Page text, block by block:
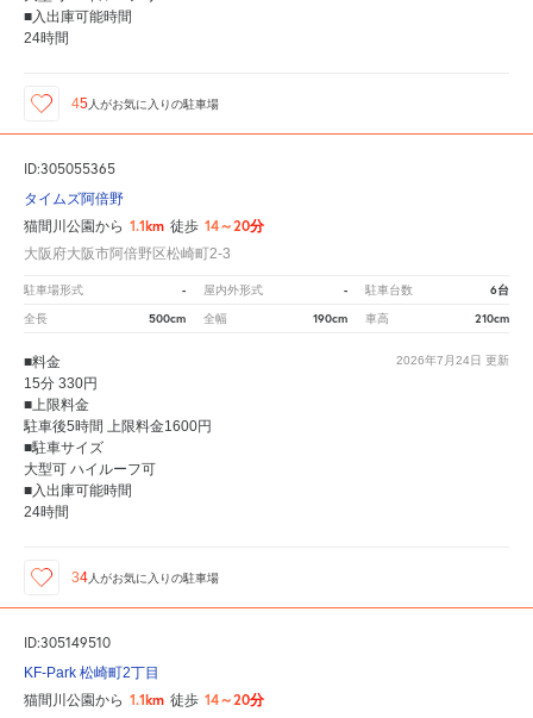
■入出庫可能時間
24時間
45人がお気に入りの駐車場
ID:305055365
タイムズ阿倍野
猫間川公園から 1.1km 徒歩 14～20分
大阪府大阪市阿倍野区松崎町2-3
駐車場形式 - 屋内外形式 - 駐車台数 6台
全長 500cm 全幅 190cm 車高 210cm
2026年7月24日 更新
■料金
15分 330円
■上限料金
駐車後5時間 上限料金1600円
■駐車サイズ
大型可 ハイルーフ可
■入出庫可能時間
24時間
34人がお気に入りの駐車場
ID:305149510
KF-Park 松崎町2丁目
猫間川公園から 1.1km 徒歩 14～20分